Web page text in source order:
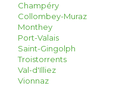
Champéry
Collombey-Muraz
Monthey
Port-Valais
Saint-Gingolph
Troistorrents
Val-d'Illiez
Vionnaz